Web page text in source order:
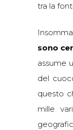
tra la
sono
assume
del
questo
mille